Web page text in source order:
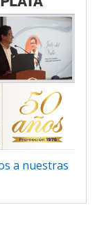
a nuestras